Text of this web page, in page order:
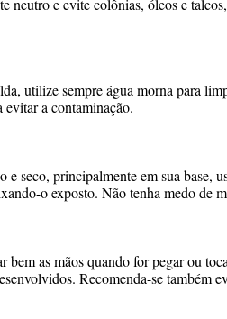
neutro e evite colônias, óleos e
utilize sempre água morna para
a contaminação.
e seco, principalmente em sua base,
o exposto. Não tenha medo de
bem as mãos quando for pegar ou
Recomenda-se também